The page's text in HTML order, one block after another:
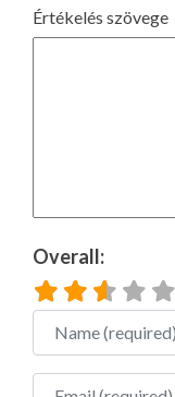
Értékelés szövege
Overall:
Name
Email